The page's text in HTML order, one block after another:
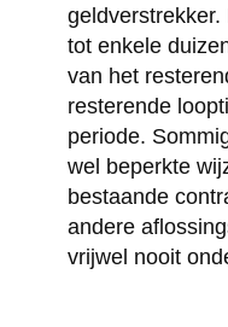
tot enkele
van het
resterende
periode.
wel beperkte
bestaande
andere
vrijwel nooit